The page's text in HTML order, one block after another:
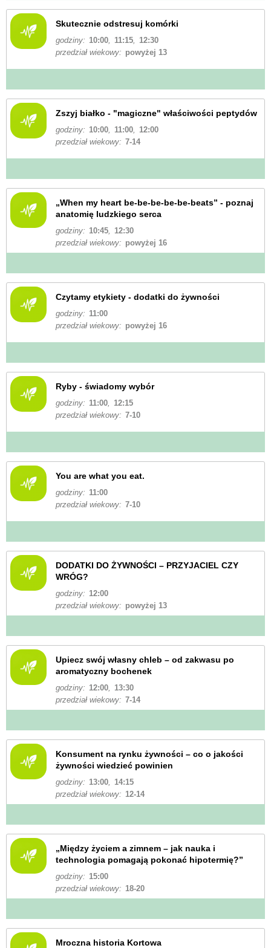
Skutecznie odstresuj komórki
godziny: 10:00, 11:15,
12:30
przedział wiekowy: powyżej 13
Zszyj białko - "magiczne" właściwości peptydów
godziny: 10:00, 11:00,
12:00
przedział wiekowy: 7-14
„When my heart be-be-be-be-be-beats” - poznaj
anatomię ludzkiego serca
godziny: 10:45,
12:30
przedział wiekowy: powyżej 16
Czytamy etykiety - dodatki do żywności
godziny: 11:00
przedział wiekowy: powyżej 16
Ryby - świadomy wybór
godziny: 11:00,
12:15
przedział wiekowy: 7-10
You are what you eat.
godziny: 11:00
przedział wiekowy: 7-10
DODATKI DO ŻYWNOŚCI – PRZYJACIEL CZY
WRÓG?
godziny: 12:00
przedział wiekowy: powyżej 13
Upiecz swój własny chleb – od zakwasu po
aromatyczny bochenek
godziny: 12:00,
13:30
przedział wiekowy: 7-14
Konsument na rynku żywności – co o jakości
żywności wiedzieć powinien
godziny: 13:00,
14:15
przedział wiekowy: 12-14
„Między życiem a zimnem – jak nauka i
technologia pomagają pokonać hipotermię?”
godziny: 15:00
przedział wiekowy: 18-20
Mroczna historia Kortowa